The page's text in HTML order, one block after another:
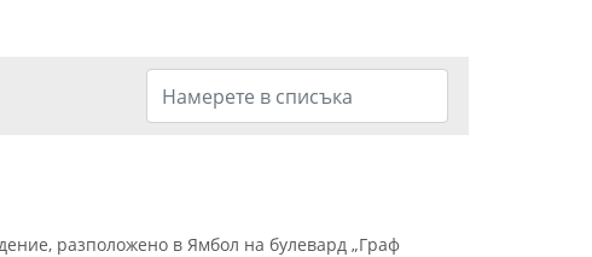
разположено в Ямбол на булевард „Граф